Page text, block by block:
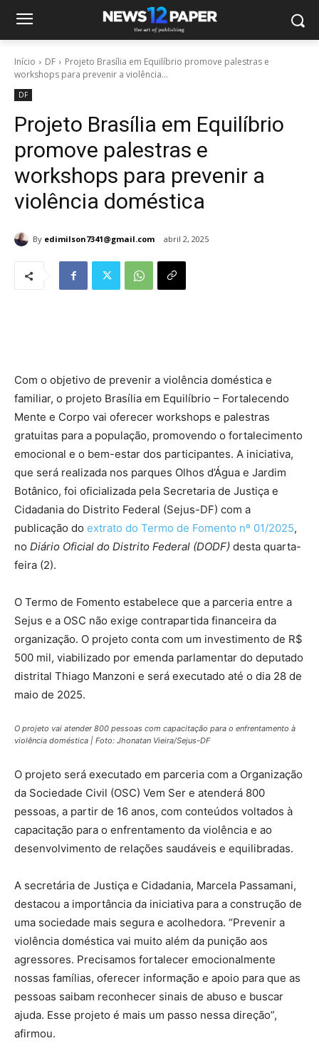
Início DF
Projeto Brasília em Equilíbrio promove palestras e
workshops para prevenir a violência...
DF
Projeto Brasília em Equilíbrio
promove palestras e
workshops para prevenir a
violência doméstica
By edimilson7341@gmail.com abril 2, 2025
Com o objetivo de prevenir a violência doméstica e
familiar, o projeto Brasília em Equilíbrio – Fortalecendo
Mente e Corpo vai oferecer workshops e palestras
gratuitas para a população, promovendo o fortalecimento
emocional e o bem-estar dos participantes. A iniciativa,
que será realizada nos parques Olhos d’Água e Jardim
Botânico, foi oficializada pela Secretaria de Justiça e
Cidadania do Distrito Federal (Sejus-DF) com a
publicação do extrato do Termo de Fomento nº 01/2025,
no Diário Oficial do Distrito Federal (DODF) desta quarta-
feira (2).
O Termo de Fomento estabelece que a parceria entre a
Sejus e a OSC não exige contrapartida financeira da
organização. O projeto conta com um investimento de R$
500 mil, viabilizado por emenda parlamentar do deputado
distrital Thiago Manzoni e será executado até o dia 28 de
maio de 2025.
O projeto vai atender 800 pessoas com capacitação para o enfrentamento à
violência doméstica | Foto: Jhonatan Vieira/Sejus-DF
O projeto será executado em parceria com a Organização
da Sociedade Civil (OSC) Vem Ser e atenderá 800
pessoas, a partir de 16 anos, com conteúdos voltados à
capacitação para o enfrentamento da violência e ao
desenvolvimento de relações saudáveis e equilibradas.
A secretária de Justiça e Cidadania, Marcela Passamani,
destacou a importância da iniciativa para a construção de
uma sociedade mais segura e acolhedora. “Prevenir a
violência doméstica vai muito além da punição aos
agressores. Precisamos fortalecer emocionalmente
nossas famílias, oferecer informação e apoio para que as
pessoas saibam reconhecer sinais de abuso e buscar
ajuda. Esse projeto é mais um passo nessa direção”,
afirmou.